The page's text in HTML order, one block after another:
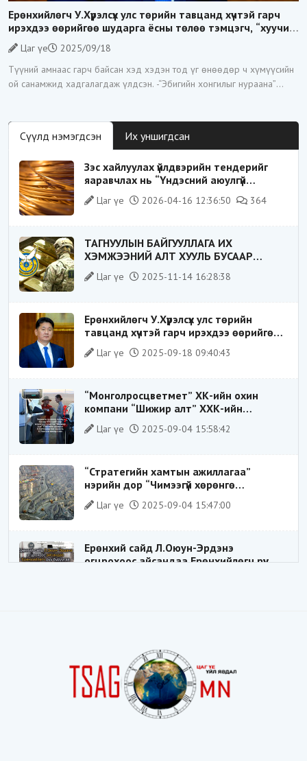
Ерөнхийлөгч У.Хүрэлсүх улс төрийн тавцанд хүчтэй гарч
ирэхдээ өөрийгөө шударга ёсны төлөө тэмцэгч, “хуучин
тогтолцооны хонгилыг нураагч” гэсэн дүрээр ард түмэнд
таниулсан.
Цаг үе
2025/09/18
Түүний амнаас гарч байсан хэд хэдэн тод үг өнөөдөр ч хүмүүсийн
ой санамжид хадгалагдаж үлдсэн. -“Эбигийн хонгилыг нураана”
Сүүлд нэмэгдсэн Их уншигдсан
Зэс хайлуулах үйлдвэрийн тендерийг
яаравчлах нь “Үндэсний аюулгүй
байдал“-д эрсдэлтэй юу?
Цаг үе 2026-04-16 12:36:50 364
ТАГНУУЛЫН БАЙГУУЛЛАГА ИХ
ХЭМЖЭЭНИЙ АЛТ ХУУЛЬ БУСААР
ХИЛЭЭР ГАРГАХ ГЭЖ БАЙСАН
ҮЙЛДЛИЙГ ТАСЛАН ЗОГСООЛОО
Цаг үе 2025-11-14 16:28:38
Ерөнхийлөгч У.Хүрэлсүх улс төрийн
тавцанд хүчтэй гарч ирэхдээ өөрийгөө
шударга ёсны төлөө тэмцэгч, “хуучин
тогтолцооны хонгилыг нураагч” гэсэн
Цаг үе 2025-09-18 09:40:43
“Монголросцветмет” ХК-ийн охин
компани “Шижир алт” ХХК-ийн
Гүйцэтгэх захирлаар ажиллаж байсан
О.Баттөмөрт холбогдох хэрэг хаашаа
Цаг үе 2025-09-04 15:58:42
“Стратегийн хамтын ажиллагаа”
нэрийн дор “Чимээгүй хөрөнгө
хуримтлал”
Цаг үе 2025-09-04 15:47:00
Ерөнхий сайд Л.Оюун-Эрдэнэ
огцрохоос айсандаа Ерөнхийлөгч рүү
Видёо: ХУУЛЬ ЗӨРЧИН СОНГОГДСОН
ХУУЛЬ ТОГТООГЧ